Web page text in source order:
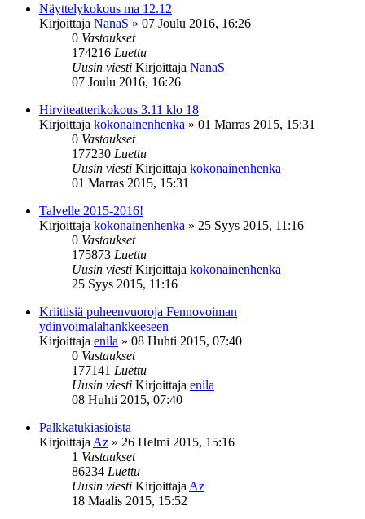
Näyttelykokous ma 12.12
Kirjoittaja NanaS » 07 Joulu 2016, 16:26
0 Vastaukset
174216 Luettu
Uusin viesti Kirjoittaja NanaS
07 Joulu 2016, 16:26
Hirviteatterikokous 3.11 klo 18
Kirjoittaja kokonainenhenka » 01 Marras 2015, 15:31
0 Vastaukset
177230 Luettu
Uusin viesti Kirjoittaja kokonainenhenka
01 Marras 2015, 15:31
Talvelle 2015-2016!
Kirjoittaja kokonainenhenka » 25 Syys 2015, 11:16
0 Vastaukset
175873 Luettu
Uusin viesti Kirjoittaja kokonainenhenka
25 Syys 2015, 11:16
Kriittisiä puheenvuoroja Fennovoiman
ydinvoimalahankkeeseen
Kirjoittaja enila » 08 Huhti 2015, 07:40
0 Vastaukset
177141 Luettu
Uusin viesti Kirjoittaja enila
08 Huhti 2015, 07:40
Palkkatukiasioista
Kirjoittaja Az » 26 Helmi 2015, 15:16
1 Vastaukset
86234 Luettu
Uusin viesti Kirjoittaja Az
18 Maalis 2015, 15:52